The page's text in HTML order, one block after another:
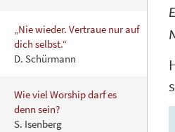
„Nie wieder. Vertraue nur auf
dich selbst.“
D. Schürmann
Wie viel Worship darf es
denn sein?
S. Isenberg